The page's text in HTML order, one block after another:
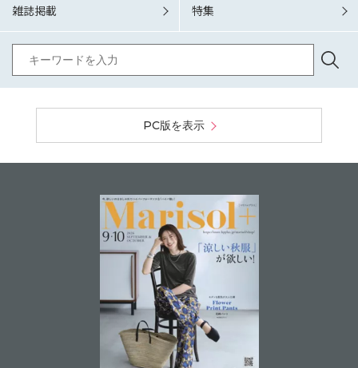
雑誌掲載 特集
PC版を表示